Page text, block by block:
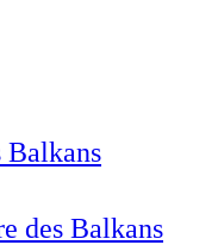
Balkans
des Balkans